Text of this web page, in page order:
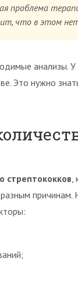
проблема
что в этом
анализы.
Это нужно
стрептококков,